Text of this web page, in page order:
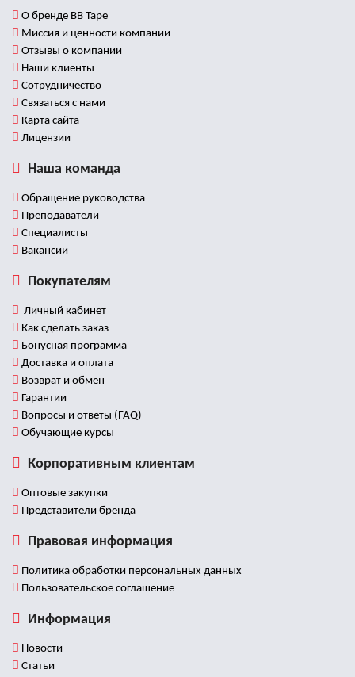
О бренде BB Tape
Миссия и ценности компании
Отзывы о компании
Наши клиенты
Сотрудничество
Связаться с нами
Карта сайта
Лицензии
Наша команда
Обращение руководства
Преподаватели
Специалисты
Вакансии
Покупателям
Личный кабинет
Как сделать заказ
Бонусная программа
Доставка и оплата
Возврат и обмен
Гарантии
Вопросы и ответы (FAQ)
Обучающие курсы
Корпоративным клиентам
Оптовые закупки
Представители бренда
Правовая информация
Политика обработки персональных данных
Пользовательское соглашение
Информация
Новости
Статьи